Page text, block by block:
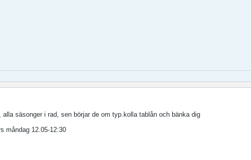
säsonger i rad, sen börjar de om typ.kolla tablån och bänka dig
måndag 12.05-12:30